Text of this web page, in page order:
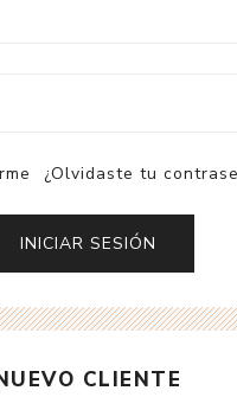
¿Olvidaste tu
CLIENTE